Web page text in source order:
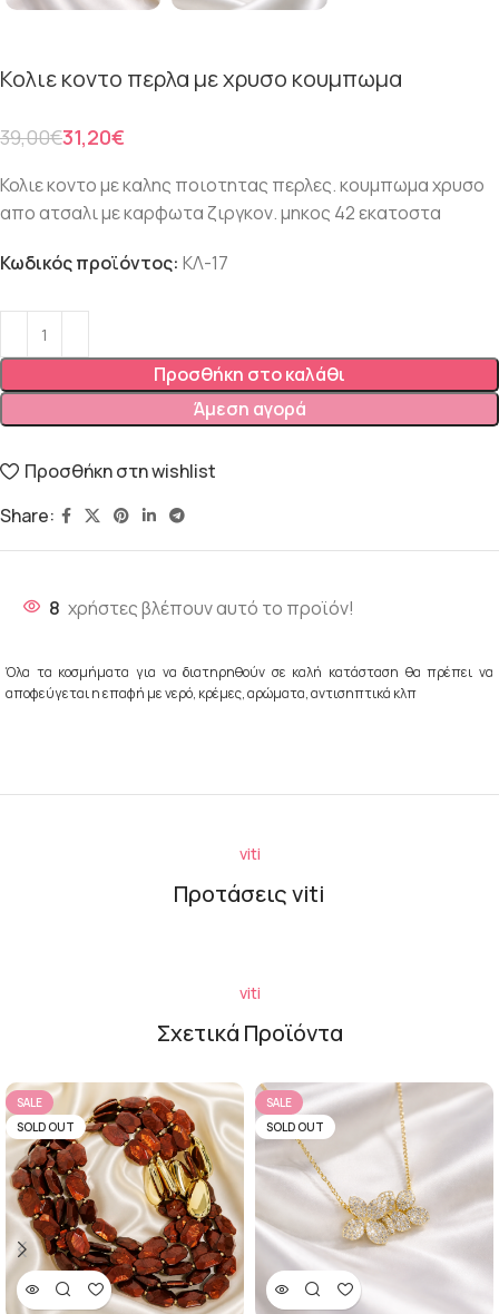
Κολιε κοντο περλα με χρυσο κουμπωμα
39,00€31,20€
Κολιε κοντο με καλης ποιοτητας περλες. κουμπωμα χρυσο
απο ατσαλι με καρφωτα ζιργκον. μηκος 42 εκατοστα
Κωδικός προϊόντος: ΚΛ-17
Προσθήκη στο καλάθι
Άμεση αγορά
Προσθήκη στη wishlist
Share:
8 χρήστες βλέπουν αυτό το προϊόν!
Όλα τα κοσμήματα για να διατηρηθούν σε καλή κατάσταση θα πρέπει να
αποφεύγεται η επαφή με νερό, κρέμες, αρώματα, αντισηπτικά κλπ
viti
Προτάσεις viti
viti
Σχετικά Προϊόντα
SALE
SOLD OUT
SALE
SOLD OUT